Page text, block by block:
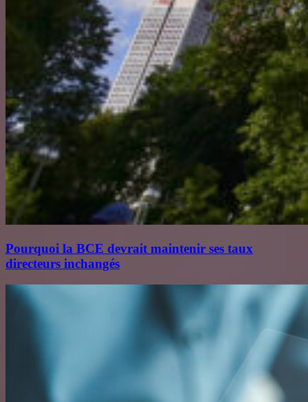
Pourquoi la BCE devrait maintenir ses taux
directeurs inchangés